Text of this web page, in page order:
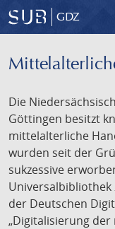
GDZ
Die
Göttingen besitzt
mittelalterliche
wurden seit der
sukzessive
Universalbibliothek
der Deutschen
„Digitalisierung